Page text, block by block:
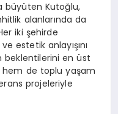
büyüten Kutoğlu,
alanlarında da
iki şehirde
estetik anlayışını
en üst
hem de toplu yaşam
projeleriyle